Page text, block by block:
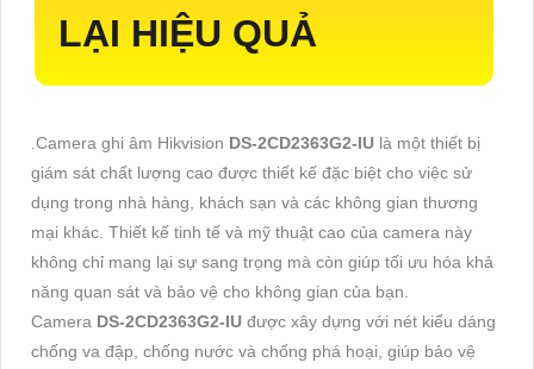
LẠI HIỆU QUẢ
.Camera ghi âm Hikvision DS-2CD2363G2-IU là một thiết bị
giám sát chất lượng cao được thiết kế đặc biệt cho việc sử
dụng trong nhà hàng, khách sạn và các không gian thương
mại khác. Thiết kế tinh tế và mỹ thuật cao của camera này
không chỉ mang lại sự sang trọng mà còn giúp tối ưu hóa khả
năng quan sát và bảo vệ cho không gian của bạn.
Camera DS-2CD2363G2-IU được xây dựng với nét kiểu dáng
chống va đập, chống nước và chống phá hoại, giúp bảo vệ